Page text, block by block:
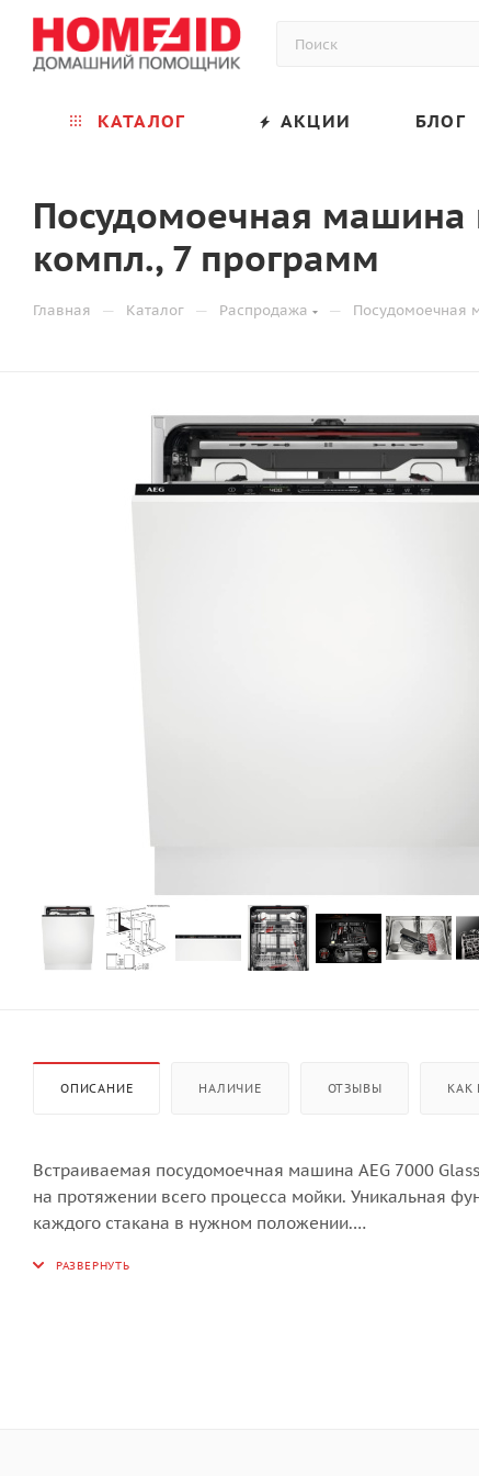
КАТАЛОГ АКЦИИ БЛОГ
Посудомоечная машина
компл., 7 программ
Главная — Каталог — Распродажа — Посудомоечная
ОПИСАНИЕ НАЛИЧИЕ ОТЗЫВЫ КАК
Встраиваемая посудомоечная машина AEG 7000
на протяжении всего процесса мойки. Уникальная
каждого стакана в нужном положении.
двигатель, луч на полу, сенсорны TFT-дисплей с